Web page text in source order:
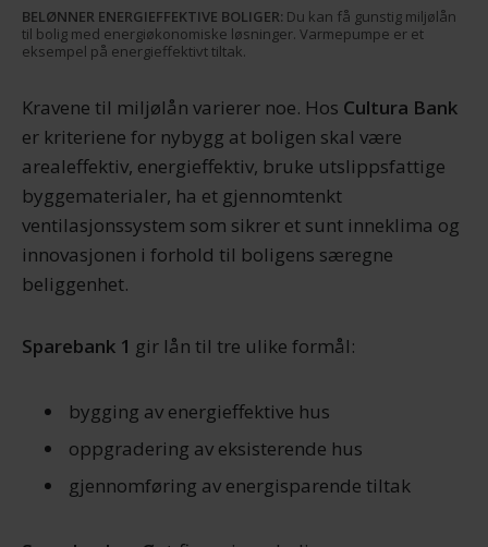
BELØNNER ENERGIEFFEKTIVE BOLIGER: Du kan få gunstig miljølån
til bolig med energiøkonomiske løsninger. Varmepumpe er et
eksempel på energieffektivt tiltak.
Kravene til miljølån varierer noe. Hos Cultura Bank
er kriteriene for nybygg at boligen skal være
arealeffektiv, energieffektiv, bruke utslippsfattige
byggematerialer, ha et gjennomtenkt
ventilasjonssystem som sikrer et sunt inneklima og
innovasjonen i forhold til boligens særegne
beliggenhet.
Sparebank 1 gir lån til tre ulike formål:
bygging av energieffektive hus
oppgradering av eksisterende hus
gjennomføring av energisparende tiltak